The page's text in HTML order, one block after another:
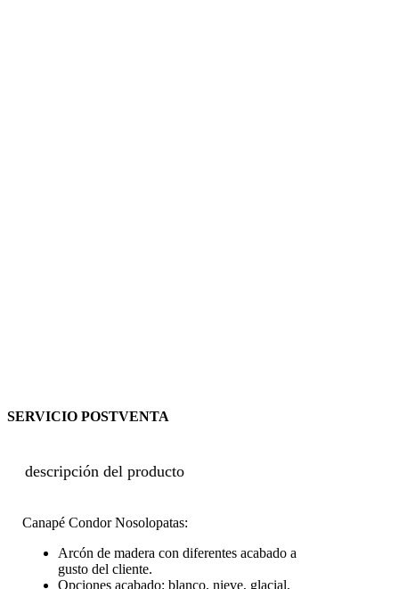
SERVICIO POSTVENTA
descripción del producto
Canapé Condor Nosolopatas:
Arcón de madera con diferentes acabado a
gusto del cliente.
Opciones acabado: blanco, nieve, glacial,